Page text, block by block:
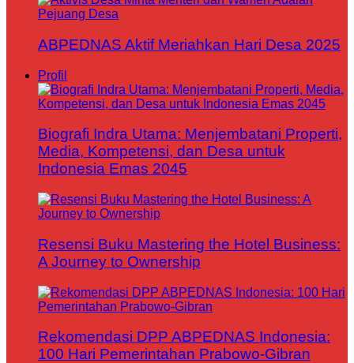
ABPEDNAS Aktif Meriahkan Hari Desa 2025
Profil
Biografi Indra Utama: Menjembatani Properti,
Media, Kompetensi, dan Desa untuk
Indonesia Emas 2045
Resensi Buku Mastering the Hotel Business:
A Journey to Ownership
Rekomendasi DPP ABPEDNAS Indonesia:
100 Hari Pemerintahan Prabowo-Gibran